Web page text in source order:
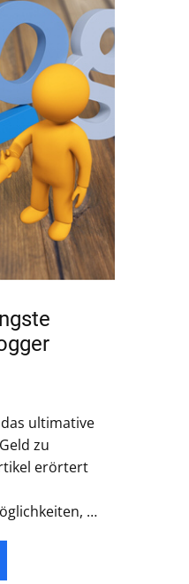
ultimative
zu
erörtert
…